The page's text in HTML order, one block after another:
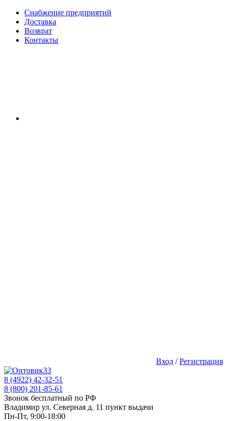
Снабжение предприятий
Доставка
Возврат
Контакты
Вход /Регистрация
8 (4922) 42-32-51
8 (800) 201-85-61
Звонок бесплатный по РФ
Владимир ул. Северная д. 11 пункт выдачи
Пн-Пт, 9:00-18:00